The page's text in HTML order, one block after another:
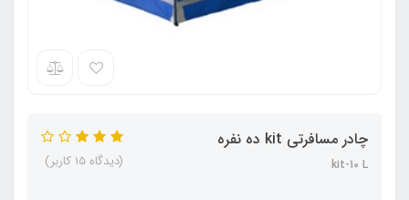
چادر مسافرتی kit ده نفره
kit-10 L (دیدگاه 15 کاربر)